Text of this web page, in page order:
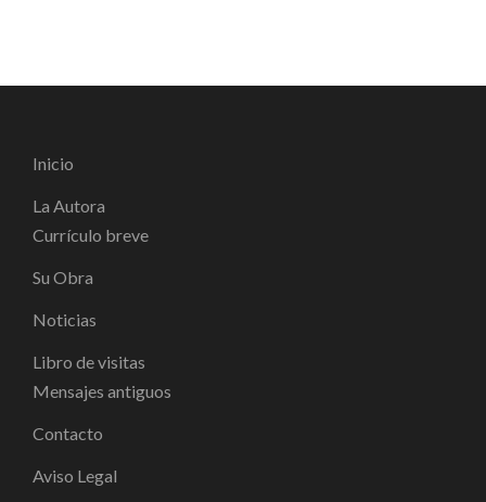
Inicio
La Autora
Currículo breve
Su Obra
Noticias
Libro de visitas
Mensajes antiguos
Contacto
Aviso Legal